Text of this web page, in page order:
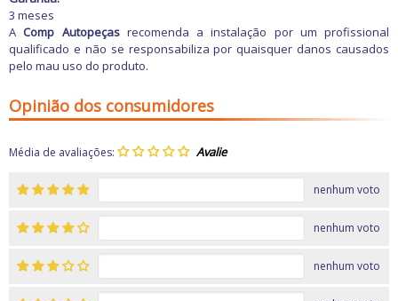
3 meses
AComp Autopeçasrecomenda a instalação por um profissional
qualificado e não se responsabiliza por quaisquer danos causados
pelo mau uso do produto.
Opinião dos consumidores
Média de avaliações:
nenhum voto
nenhum voto
nenhum voto